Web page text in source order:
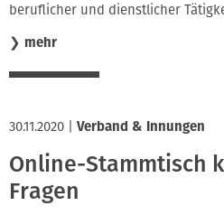
beruflicher und dienstlicher
❯ mehr
30.11.2020 Verband & Innungen
Online-Stammtisch
Fragen